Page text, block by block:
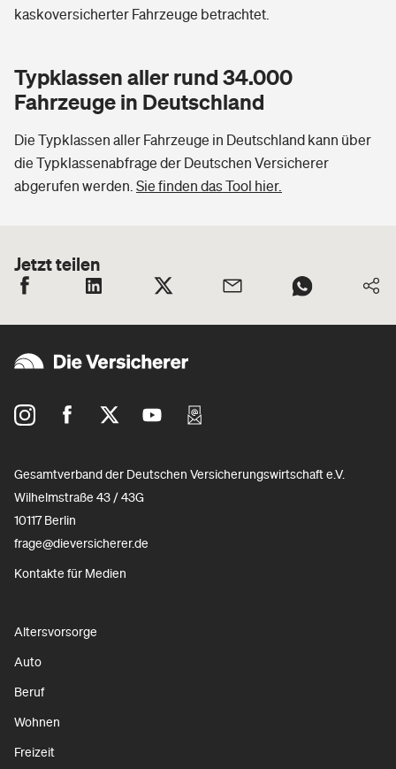
kaskoversicherter Fahrzeuge betrachtet.
Typklassen aller rund 34.000
Fahrzeuge in Deutschland
Die Typklassen aller Fahrzeuge in Deutschland kann über
die Typklassenabfrage der Deutschen Versicherer
abgerufen werden. Sie finden das Tool hier.
Jetzt teilen
Gesamtverband der Deutschen Versicherungswirtschaft e.V.
Wilhelmstraße 43 / 43G
10117 Berlin
frage@dieversicherer.de
Kontakte für Medien
Altersvorsorge
Auto
Beruf
Wohnen
Freizeit